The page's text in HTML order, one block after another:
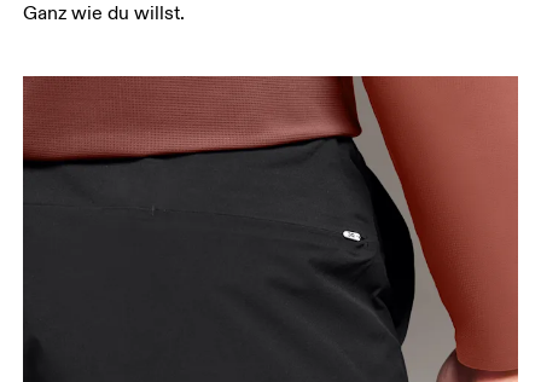
Schrittlänge
Füsse leicht auseinander. Miss von der obersten
Stelle deines Innenbeins bis hinunter zum Knöchel.
Ganz wie du willst.